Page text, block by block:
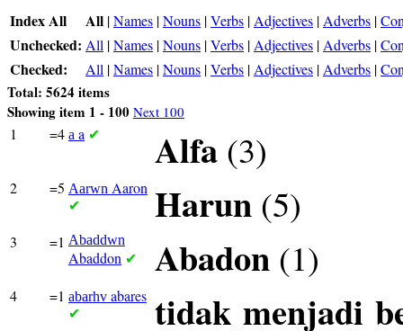
Index All All |Names |Nouns |Verbs | Adjectives | Adverbs |
Unchecked: All |Names |Nouns |Verbs | Adjectives | Adverbs |
Checked: All |Names |Nouns |Verbs | Adjectives | Adverbs |
Total: 5624 items
Showing item 1 - 100 Next 100
1 =4 a a ✔ Alfa (3)
2 =5 Aarwn Aaron
✔ Harun (5)
3 =1 Abaddwn
Abaddon ✔ Abadon (1)
4 =1 abarhv abares
✔ tidak menjadi